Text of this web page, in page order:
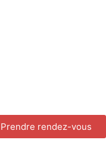
Prendre rendez-vous